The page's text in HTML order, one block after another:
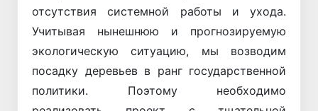
отсутствия системной работы и ухода.
Учитывая нынешнюю и прогнозируемую
экологическую ситуацию, мы возводим
посадку деревьев в ранг государственной
политики. Поэтому необходимо